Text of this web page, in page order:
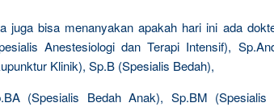
juga bisa menanyakan apakah hari ini ada
Anestesiologi dan Terapi Intensif),
Klinik), Sp.B (Spesialis Bedah),
(Spesialis Bedah Anak), Sp.BM